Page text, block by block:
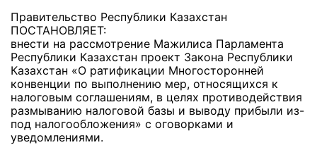
Правительство Республики Казахстан
ПОСТАНОВЛЯЕТ:
внести на рассмотрение Мажилиса Парламента
Республики Казахстан проект Закона Республики
Казахстан «О ратификации Многосторонней
конвенции по выполнению мер, относящихся к
налоговым соглашениям, в целях противодействия
размыванию налоговой базы и выводу прибыли из-
под налогообложения» с оговорками и
уведомлениями.